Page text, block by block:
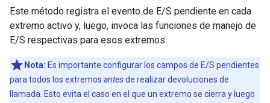
Este método registra el evento de E/S pendiente en cada
extremo activo y, luego, invoca las funciones de manejo de
E/S respectivas para esos extremos.
Nota: Es importante configurar los campos de E/S pendientes
para todos los extremos antesde realizar devoluciones de
llamada. Esto evita el caso en el que un extremo se cierra y luego